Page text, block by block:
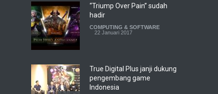
“Triump Over Pain” sudah
hadir
COMPUTING & SOFTWARE
22 Januari 2017
True Digital Plus janji dukung
pengembang game
Indonesia